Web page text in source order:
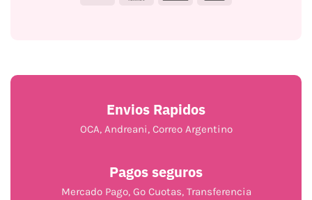
Envios Rapidos
OCA, Andreani, Correo Argentino
Pagos seguros
Mercado Pago, Go Cuotas, Transferencia